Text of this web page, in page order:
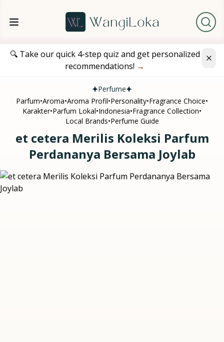
🔍 Take our quick 4-step quiz and get personalized
recommendations! →
Perfume
Parfum•Aroma•Aroma Profil•Personality•Fragrance Choice•
Karakter•Parfum Lokal•Indonesia•Fragrance Collection•
Local Brands•Perfume Guide
et cetera Merilis Koleksi Parfum
Perdananya Bersama Joylab